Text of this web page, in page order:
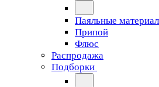
Паяльные
Припой
Флюс
Распродажа
Подборки